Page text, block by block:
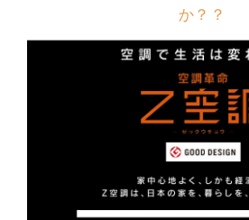
か？？